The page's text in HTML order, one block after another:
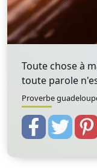
Toute chose à
toute parole
Proverbe